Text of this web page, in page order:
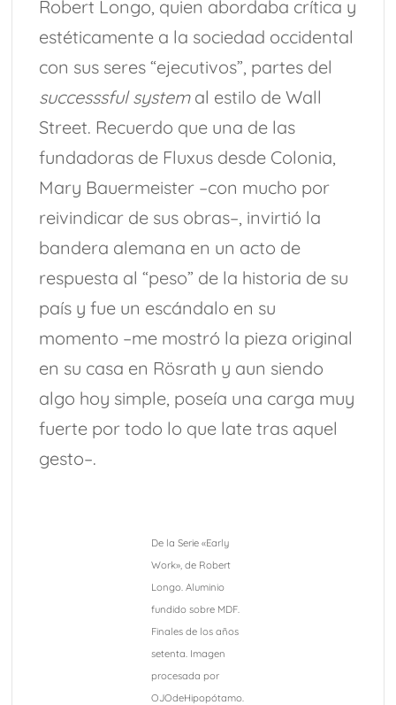
Robert Longo, quien abordaba crítica y
estéticamente a la sociedad occidental
con sus seres “ejecutivos”, partes del
successsful systemal estilo de Wall
Street. Recuerdo que una de las
fundadoras de Fluxus desde Colonia,
Mary Bauermeister –con mucho por
reivindicar de sus obras–, invirtió la
bandera alemana en un acto de
respuesta al “peso” de la historia de su
país y fue un escándalo en su
momento –me mostró la pieza original
en su casa en Rösrath y aun siendo
algo hoy simple, poseía una carga muy
fuerte por todo lo que late tras aquel
gesto–.
De la Serie «Early
Work», de Robert
Longo. Aluminio
fundido sobre MDF.
Finales de los años
setenta. Imagen
procesada por
OJOdeHipopótamo.